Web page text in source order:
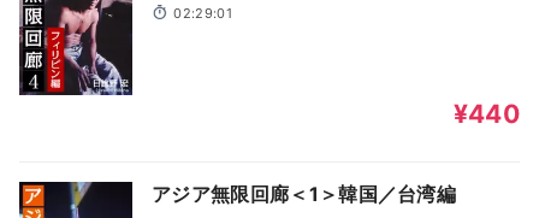
02:29:01
¥440
アジア無限回廊＜1＞韓国／台湾編